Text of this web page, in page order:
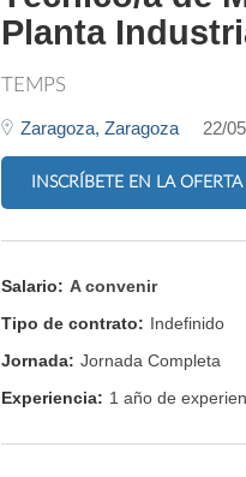
Planta
TEMPS
Zaragoza, Zaragoza 22/
INSCRÍBETE EN LA OFERTA
Salario: A convenir
Tipo de contrato: Indefinido
Jornada: Jornada Completa
Experiencia: 1 año de